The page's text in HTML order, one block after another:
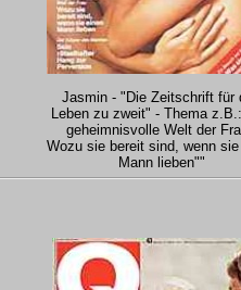
Jasmin - "Die Zeitschrift für
Leben zu zweit" - Thema
geheimnisvolle Welt der
Wozu sie bereit sind, wenn
Mann lieben""